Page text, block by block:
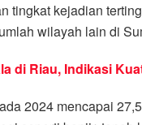
tingkat kejadian
wilayah lain di
di Riau, Indikasi
2024 mencapai